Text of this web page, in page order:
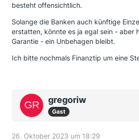
besteht offensichtlich.
Solange die Banken auch künftige
erstatten, könnte es ja egal sein - aber
Garantie - ein Unbehagen bleibt.
Ich bitte nochmals Finanztip um eine
gregoriw
Gast
26. Oktober 2023 um 18:29